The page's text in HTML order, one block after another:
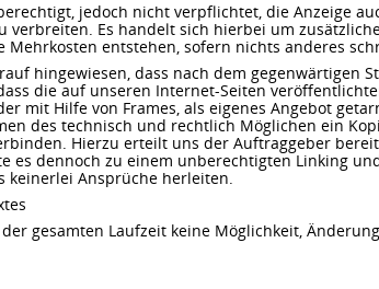
jedoch nicht verpflichtet, die Anzeige
verbreiten. Es handelt sich hierbei um
Mehrkosten entstehen, sofern nichts anderes
hingewiesen, dass nach dem gegenwärtigen
die auf unseren Internet-Seiten
mit Hilfe von Frames, als eigenes Angebot
des technisch und rechtlich Möglichen ein
Hierzu erteilt uns der Auftraggeber
es dennoch zu einem unberechtigten Linking
keinerlei Ansprüche herleiten.
gesamten Laufzeit keine Möglichkeit,